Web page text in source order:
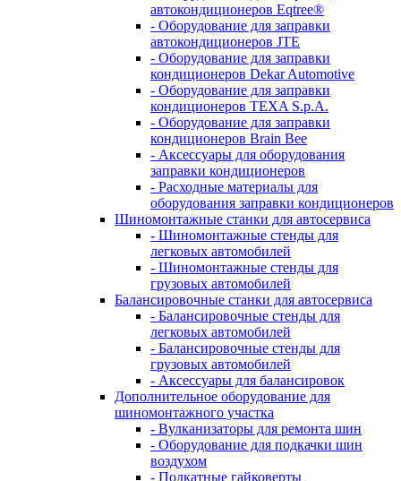
автокондиционеров Eqtree®
- Оборудование для заправки
автокондиционеров JTE
- Оборудование для заправки
кондиционеров Dekar Automotive
- Оборудование для заправки
кондиционеров TEXA S.p.A.
- Оборудование для заправки
кондиционеров Brain Bee
- Аксессуары для оборудования
заправки кондиционеров
- Расходные материалы для
оборудования заправки кондиционеров
Шиномонтажные станки для автосервиса
- Шиномонтажные стенды для
легковых автомобилей
- Шиномонтажные стенды для
грузовых автомобилей
Балансировочные станки для автосервиса
- Балансировочные стенды для
легковых автомобилей
- Балансировочные стенды для
грузовых автомобилей
- Аксессуары для балансировок
Дополнительное оборудование для
шиномонтажного участка
- Вулканизаторы для ремонта шин
- Оборудование для подкачки шин
воздухом
- Подкатные гайковерты